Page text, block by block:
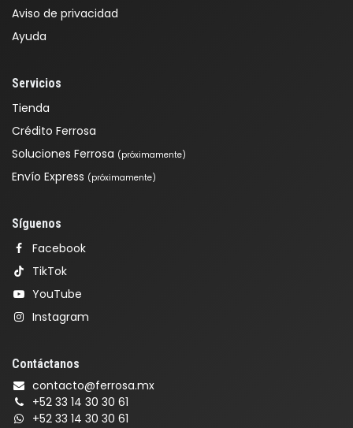
Aviso de privacidad
Ayuda
Servicios
Tienda
Crédito Ferrosa
Soluciones Ferrosa (próximamente)
Envío Express (próximamente)
Síguenos
Facebook
TikTok
YouTube
Instagram
Contáctanos
contacto@ferrosa.mx
+52 33 14 30 30 61
+52 33 14 30 30 61